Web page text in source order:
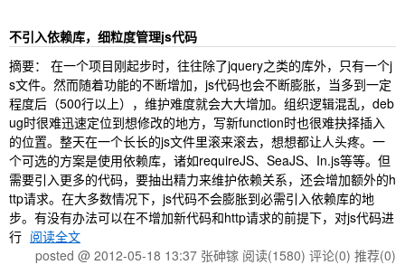
不引入依赖库，细粒度管理js代码
摘要： 在一个项目刚起步时，往往除了jquery之类的库外，只有一个j
s文件。然而随着功能的不断增加，js代码也会不断膨胀，当多到一定
程度后（500行以上），维护难度就会大大增加。组织逻辑混乱，deb
ug时很难迅速定位到想修改的地方，写新function时也很难抉择插入
的位置。整天在一个长长的js文件里滚来滚去，想想都让人头疼。一
个可选的方案是使用依赖库，诸如requireJS、SeaJS、In.js等等。但
需要引入更多的代码，要抽出精力来维护依赖关系，还会增加额外的h
ttp请求。在大多数情况下，js代码不会膨胀到必需引入依赖库的地
步。有没有办法可以在不增加新代码和http请求的前提下，对js代码进
行 阅读全文
posted @ 2012-05-18 13:37 张砷镓 阅读(1580) 评论(0) 推荐(0)